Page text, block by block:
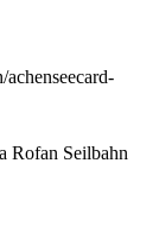
Rofan Seilbahn